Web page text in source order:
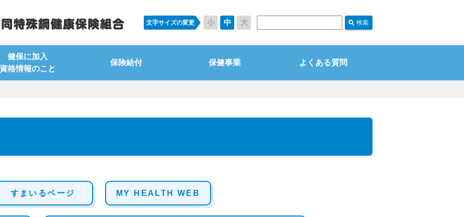
文字サイズの変更 小 中 大
健保に加入
資格情報のこと
保険給付 保健事業 よくある質問
すまいるページ MY HEALTH WEB